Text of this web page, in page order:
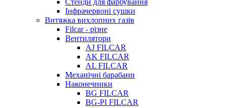
Стенди для фарбування
Інфрачервоні сушки
Витяжка вихлопних газів
Filcar - різне
Вентилятори
AJ FILCAR
AK FILCAR
AL FILCAR
Механічні барабани
Наконечники
BG FILCAR
BG-PI FILCAR